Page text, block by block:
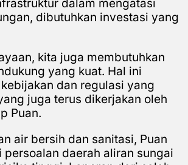
dalam mengatasi
dibutuhkan investasi yang
kita juga membutuhkan
yang kuat. Hal ini
dan regulasi yang
juga terus dikerjakan oleh
Puan.
air bersih dan sanitasi, Puan
persoalan daerah aliran sungai